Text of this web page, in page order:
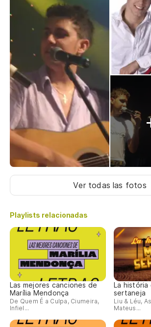
Ver todas las fotos
Playlists relacionadas
Las mejores canciones de
Marília Mendonça
De Quem É a Culpa, Ciumeira,
Infiel...
La história
sertaneja
Liu & Léu,
Mateus...